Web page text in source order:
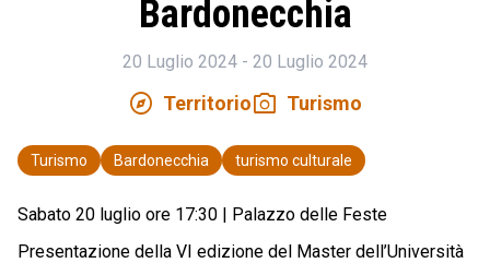
Bardonecchia
20 Luglio 2024 - 20 Luglio 2024
explore Territoriophoto_camera Turismo
Turismo Bardonecchia turismo culturale
Sabato 20 luglio ore 17:30 | Palazzo delle Feste
Presentazione della VI edizione del Master dell’Università